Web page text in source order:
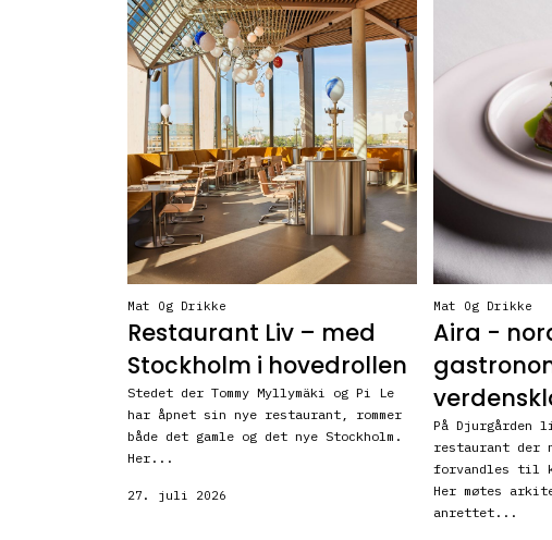
Mat Og Drikke
Restaurant Liv – med
Stockholm i hovedrollen
Stedet der Tommy Myllymäki og Pi Le
har åpnet sin nye restaurant, rommer
både det gamle og det nye Stockholm.
Her...
27. juli 2026
Mat Og Drikke
Aira -
På Djurgården
restaurant der
forvandles til
Her møtes
anrettet...